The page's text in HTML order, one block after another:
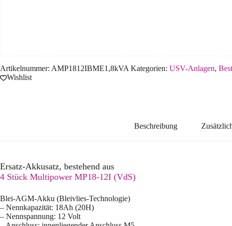
Artikelnummer: AMP1812IBME1,8kVA Kategorien: USV-Anlagen,
Wishlist
Beschreibung
Ersatz-Akkusatz, bestehend aus
4 Stück Multipower MP18-12I (VdS)
Blei-AGM-Akku (Bleivlies-Technologie)
– Nennkapazität: 18Ah (20H)
– Nennspannung: 12 Volt